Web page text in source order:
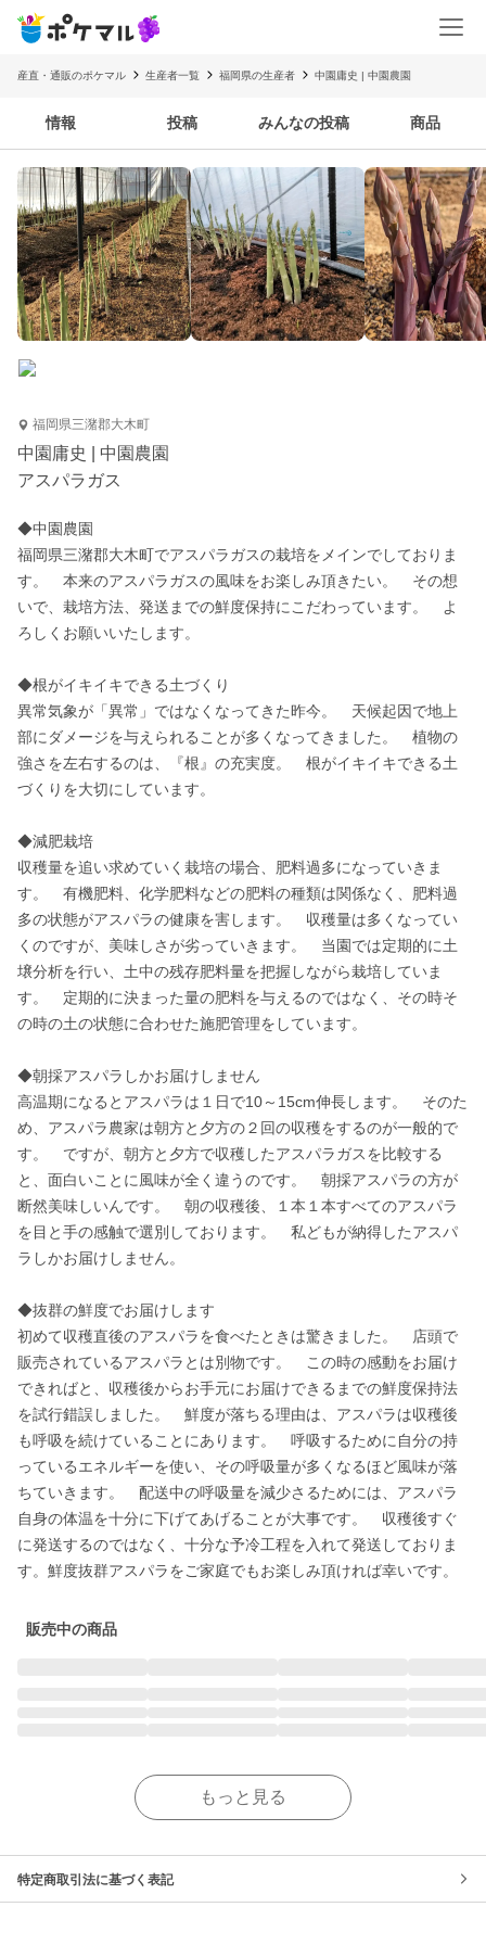
産直・通販のポケマル 生産者一覧 福岡県の生産者 中園庸史 | 中園農園
情報 投稿 みんなの投稿 商品
福岡県三潴郡大木町
中園庸史 | 中園農園
アスパラガス
◆中園農園
福岡県三潴郡大木町でアスパラガスの栽培をメインでしておりま
す。　本来のアスパラガスの風味をお楽しみ頂きたい。　その想
いで、栽培方法、発送までの鮮度保持にこだわっています。　よ
ろしくお願いいたします。
◆根がイキイキできる土づくり
異常気象が「異常」ではなくなってきた昨今。　天候起因で地上
部にダメージを与えられることが多くなってきました。　植物の
強さを左右するのは、『根』の充実度。　根がイキイキできる土
づくりを大切にしています。
◆減肥栽培
収穫量を追い求めていく栽培の場合、肥料過多になっていきま
す。　有機肥料、化学肥料などの肥料の種類は関係なく、肥料過
多の状態がアスパラの健康を害します。　収穫量は多くなってい
くのですが、美味しさが劣っていきます。　当園では定期的に土
壌分析を行い、土中の残存肥料量を把握しながら栽培していま
す。　定期的に決まった量の肥料を与えるのではなく、その時そ
の時の土の状態に合わせた施肥管理をしています。
◆朝採アスパラしかお届けしません
高温期になるとアスパラは１日で10～15cm伸長します。　そのた
め、アスパラ農家は朝方と夕方の２回の収穫をするのが一般的で
す。　ですが、朝方と夕方で収穫したアスパラガスを比較する
と、面白いことに風味が全く違うのです。　朝採アスパラの方が
断然美味しいんです。　朝の収穫後、１本１本すべてのアスパラ
を目と手の感触で選別しております。　私どもが納得したアスパ
ラしかお届けしません。
◆抜群の鮮度でお届けします
初めて収穫直後のアスパラを食べたときは驚きました。　店頭で
販売されているアスパラとは別物です。　この時の感動をお届け
できればと、収穫後からお手元にお届けできるまでの鮮度保持法
を試行錯誤しました。　鮮度が落ちる理由は、アスパラは収穫後
も呼吸を続けていることにあります。　呼吸するために自分の持
っているエネルギーを使い、その呼吸量が多くなるほど風味が落
ちていきます。　配送中の呼吸量を減少さるためには、アスパラ
自身の体温を十分に下げてあげることが大事です。　収穫後すぐ
に発送するのではなく、十分な予冷工程を入れて発送しておりま
す。鮮度抜群アスパラをご家庭でもお楽しみ頂ければ幸いです。
販売中の商品
もっと見る
特定商取引法に基づく表記